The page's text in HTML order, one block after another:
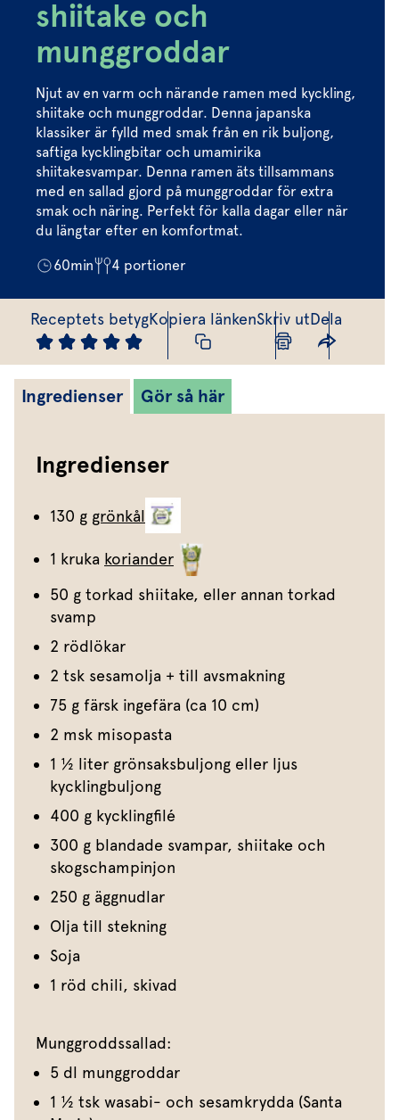
Dressing
Vinägrett
Kryddsmör
Oregano
Allt om sallat
Vårt sortiment
Våra färska örter
Vår sallat & gröna blad
Fixa vinägretten
shiitake och
munggroddar
Njut av en varm och närande ramen med kyckling,
shiitake och munggroddar. Denna japanska
klassiker är fylld med smak från en rik buljong,
saftiga kycklingbitar och umamirika
shiitakesvampar. Denna ramen äts tillsammans
med en sallad gjord på munggroddar för extra
smak och näring. Perfekt för kalla dagar eller när
du längtar efter en komfortmat.
60min 4 portioner
Receptets betygKopiera länkenSkriv utDela
Ingredienser Gör så här
Ingredienser
130 g grönkål
1 kruka koriander
50 g torkad shiitake, eller annan torkad
svamp
2 rödlökar
2 tsk sesamolja + till avsmakning
75 g färsk ingefära (ca 10 cm)
2 msk misopasta
1 ½ liter grönsaksbuljong eller ljus
kycklingbuljong
400 g kycklingfilé
300 g blandade svampar, shiitake och
skogschampinjon
250 g äggnudlar
Olja till stekning
Soja
1 röd chili, skivad
Munggroddssallad:
5 dl munggroddar
1 ½ tsk wasabi- och sesamkrydda (Santa